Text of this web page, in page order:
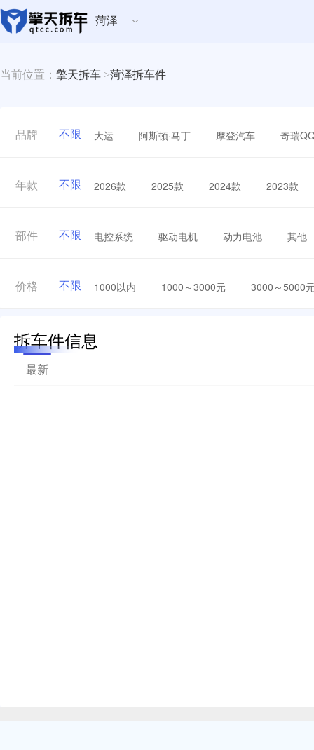
菏泽
当前位置： 擎天拆车 >菏泽拆车件
品牌 不限 大运 阿斯顿·马丁 摩登汽车 奇瑞
年款 不限 2026款 2025款 2024款 2023款
部件 不限 电控系统 驱动电机 动力电池 其他
价格 不限 1000以内 1000～3000元 3000～5000
拆车件信息
最新